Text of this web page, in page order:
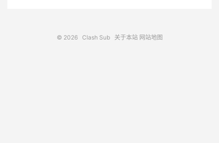
© 2026 Clash Sub 关于本站 网站地图